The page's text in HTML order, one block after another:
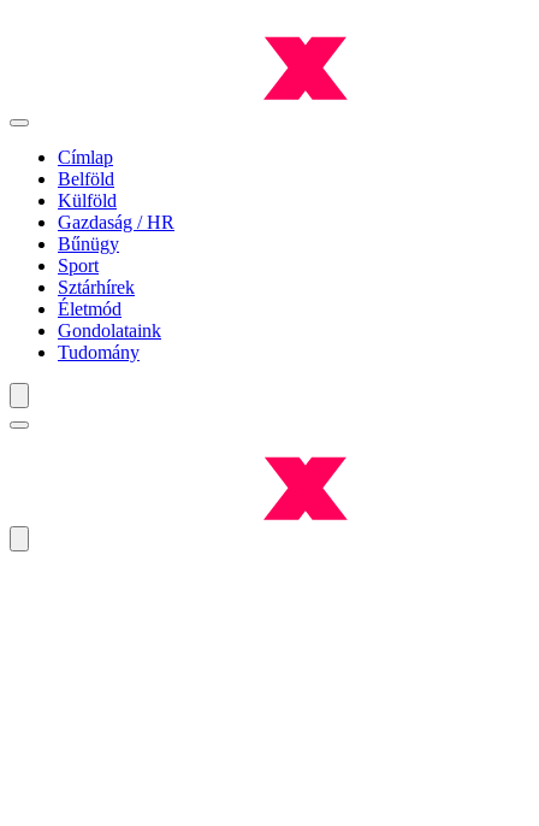
Címlap
Belföld
Külföld
Gazdaság / HR
Bűnügy
Sport
Sztárhírek
Életmód
Gondolataink
Tudomány